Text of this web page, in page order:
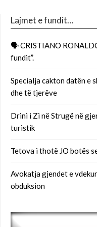
Lajmet e fundit…
🗣 CRISTIANO
fundit”.
Specialja cakton datën e
dhe të tjerëve
Drini i Zi në Strugë në
turistik
Tetova i thotë JO botës
Avokatja gjendet e
obduksion